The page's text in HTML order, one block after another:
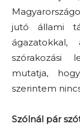
jutó állami
szórakozási
mutatja,
szerintem
Szólnál pár